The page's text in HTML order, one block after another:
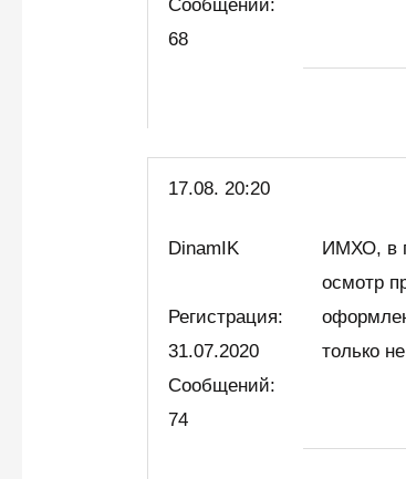
Сообщений:
68
17.08. 20:20
DinamIK
Регистрация:
31.07.2020
Сообщений:
74
ИМХО, в
осмотр
только